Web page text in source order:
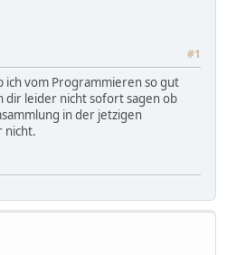
#1
ich vom Programmieren so gut
dir leider nicht sofort sagen ob
in der jetzigen
nicht.